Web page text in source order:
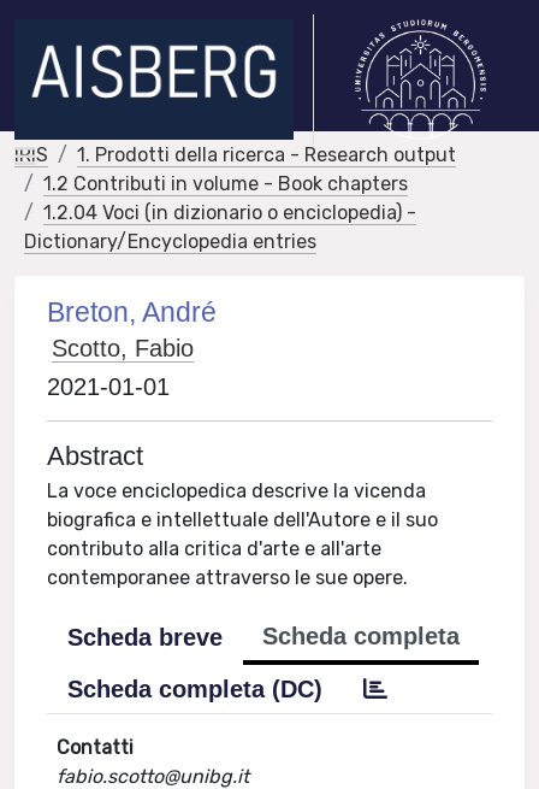
IRIS
1. Prodotti della ricerca - Research output
1.2 Contributi in volume - Book chapters
1.2.04 Voci (in dizionario o enciclopedia) -
Dictionary/Encyclopedia entries
Breton, André
Scotto, Fabio
2021-01-01
Abstract
La voce enciclopedica descrive la vicenda
biografica e intellettuale dell'Autore e il suo
contributo alla critica d'arte e all'arte
contemporanee attraverso le sue opere.
Scheda breve
Scheda completa
Scheda completa (DC)
Contatti
fabio.scotto@unibg.it